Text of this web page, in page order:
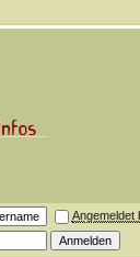
Angemeldet